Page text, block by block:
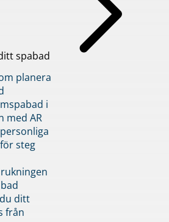
spabad
planera
i
med AR
steg
ditt
från